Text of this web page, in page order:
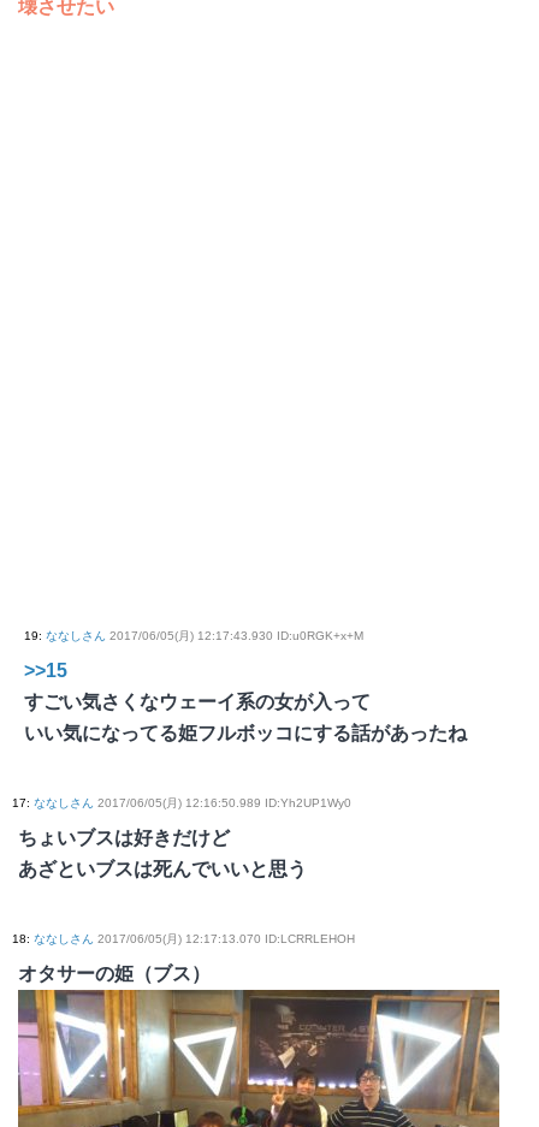
壊させたい
19: ななしさん 2017/06/05(月) 12:17:43.930 ID:u0RGK+x+M
>>15
すごい気さくなウェーイ系の女が入って
いい気になってる姫フルボッコにする話があったね
17: ななしさん 2017/06/05(月) 12:16:50.989 ID:Yh2UP1Wy0
ちょいブスは好きだけど
あざといブスは死んでいいと思う
18: ななしさん 2017/06/05(月) 12:17:13.070 ID:LCRRLEHOH
オタサーの姫（ブス）